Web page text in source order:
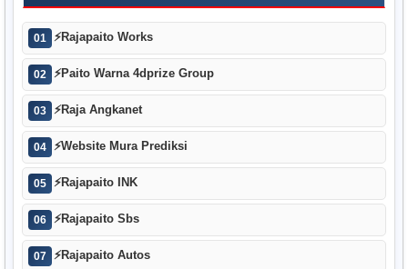
01 ⚡Rajapaito Works
02 ⚡Paito Warna 4dprize Group
03 ⚡Raja Angkanet
04 ⚡Website Mura Prediksi
05 ⚡Rajapaito INK
06 ⚡Rajapaito Sbs
07 ⚡Rajapaito Autos